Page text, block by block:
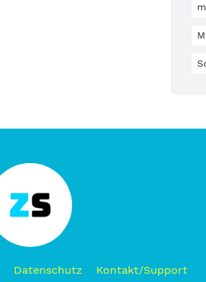
Datenschutz Kontakt/Support